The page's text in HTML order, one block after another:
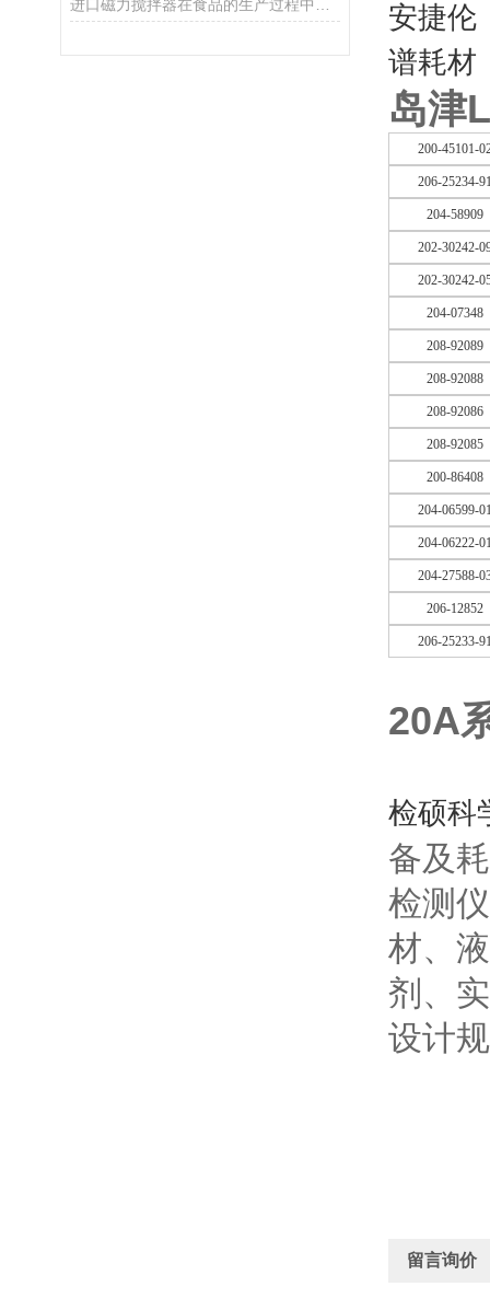
安捷伦
谱耗材
岛津
200-45101-
206-25234-
204-58909
202-30242-
202-30242-
204-07348
208-92089
208-92088
208-92086
208-92085
200-86408
204-06599-
204-06222-
204-27588-
206-12852
206-25233-
20A
检硕科
备及
检测
材、
剂 、
设计
留言询价